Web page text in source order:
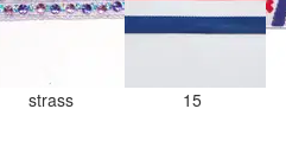
strass 15